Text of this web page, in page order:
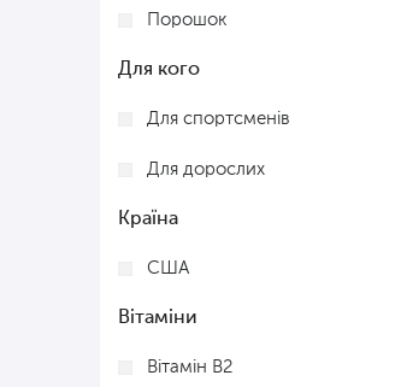
Без молюсків
Без дріжджів
Без сої
Без цукру
Без консервантів
Порошок
Для кого
Для спортсменів
Для дорослих
Країна
США
Вітаміни
Вітамін В2